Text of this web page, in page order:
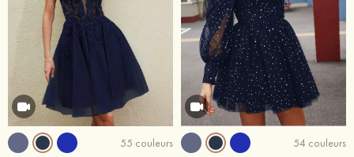
55 couleurs
54 couleurs